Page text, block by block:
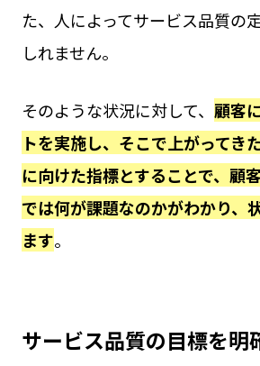
た、人によってサービス品質の
しれません。
そのような状況に対して、 顧客
トを実施し、そこで上がってき
に向けた指標とすることで、顧
では何が課題なのかがわかり、
ます。
サービス品質の目標を明